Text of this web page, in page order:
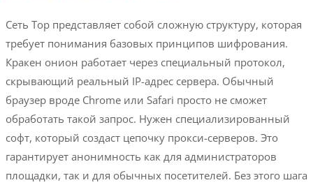
Сеть Тор представляет собой сложную структуру, которая
требует понимания базовых принципов шифрования.
Кракен онион работает через специальный протокол,
скрывающий реальный IP-адрес сервера. Обычный
браузер вроде Chrome или Safari просто не сможет
обработать такой запрос. Нужен специализированный
софт, который создаст цепочку прокси-серверов. Это
гарантирует анонимность как для администраторов
площадки, так и для обычных посетителей. Без этого шага